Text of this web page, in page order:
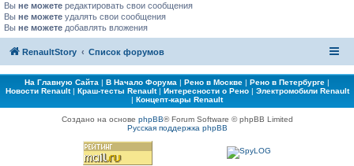
Вы не можете редактировать свои сообщения
Вы не можете удалять свои сообщения
Вы не можете добавлять вложения
RenaultStory Список форумов
На Главную Сайта | В Начало Форума | Рено в Москве | Рено в Петербурге |
Новости Renault| Краш-тесты Renault| Интересности о Рено| Электромобили Renault
| Концепт-кары Renault
Создано на основе phpBB® Forum Software © phpBB Limited
Русская поддержка phpBB